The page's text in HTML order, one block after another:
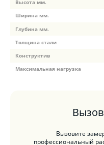
Высота мм.
Ширина мм.
Глубина мм.
Толщина стали
Конструктив
Максимальная нагрузка
Вызовите
профессиональный